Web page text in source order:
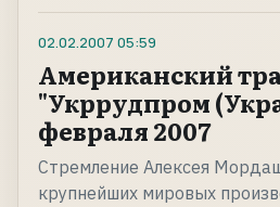
02.02.2007 05:59
Американский
"Укррудпром
февраля 2007
Стремление Алексея
крупнейших мировых